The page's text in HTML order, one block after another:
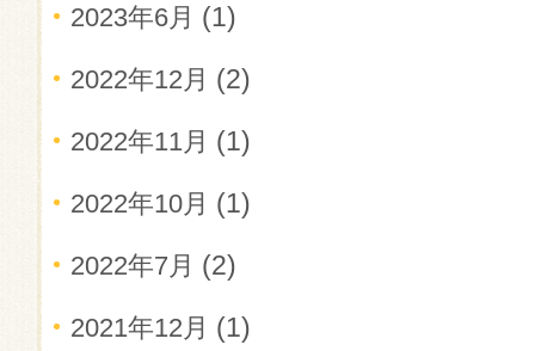
2023年6月 (1)
2022年12月 (2)
2022年11月 (1)
2022年10月 (1)
2022年7月 (2)
2021年12月 (1)